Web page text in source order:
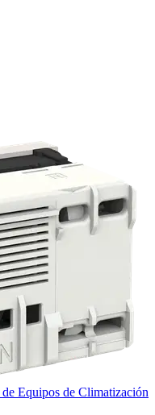
Equipos de Climatización